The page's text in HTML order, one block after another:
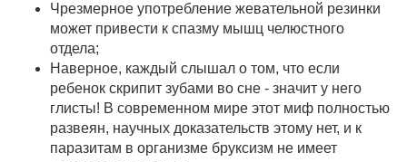
Чрезмерное употребление жевательной резинки
может привести к спазму мышц челюстного
отдела;
Наверное, каждый слышал о том, что если
ребенок скрипит зубами во сне - значит у него
глисты! В современном мире этот миф полностью
развеян, научных доказательств этому нет, и к
паразитам в организме бруксизм не имеет